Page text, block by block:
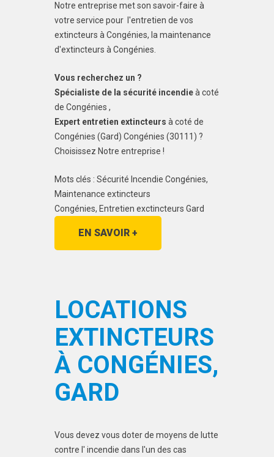
Notre entreprise met son savoir-faire à
votre service pour l'entretien de vos
extincteurs à Congénies, la maintenance
d'extincteurs à Congénies.
Vous recherchez un ?
Spécialiste de la sécurité incendieà coté
de Congénies ,
Expert entretien extincteurs à coté de
Congénies (Gard) Congénies (30111) ?
Choisissez Notre entreprise !
Mots clés : Sécurité Incendie Congénies,
Maintenance extincteurs
Congénies, Entretien exctincteurs Gard
EN SAVOIR +
LOCATIONS
EXTINCTEURS
À CONGÉNIES,
GARD
Vous devez vous doter de moyens de lutte
contre l' incendie dans l'un des cas